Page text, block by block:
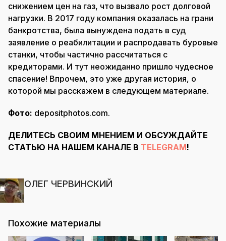
снижением цен на газ, что вызвало рост долговой
нагрузки. В 2017 году компания оказалась на грани
банкротства, была вынуждена подать в суд
заявление о реабилитации и распродавать буровые
станки, чтобы частично рассчитаться с
кредиторами. И тут неожиданно пришло чудесное
спасение! Впрочем, это уже другая история, о
которой мы расскажем в следующем материале.
Фото: depositphotos.com.
ДЕЛИТЕСЬ СВОИМ МНЕНИЕМ И ОБСУЖДАЙТЕ
СТАТЬЮ НА НАШЕМ КАНАЛЕ В TELEGRAM!
ОЛЕГ ЧЕРВИНСКИЙ
Похожие материалы